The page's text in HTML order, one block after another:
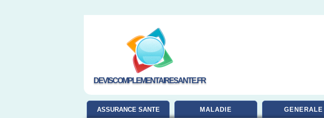
DEVISCOMPLEMENTAIRESANTE.FR
ASSURANCE SANTE MALADIE GENERALE